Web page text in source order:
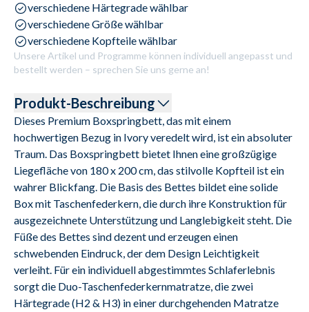
verschiedene Härtegrade wählbar
verschiedene Größe wählbar
verschiedene Kopfteile wählbar
Unsere Artikel und Programme können individuell angepasst und
bestellt werden – sprechen Sie uns gerne an!
Produkt-Beschreibung
Dieses Premium Boxspringbett, das mit einem
hochwertigen Bezug in Ivory veredelt wird, ist ein absoluter
Traum. Das Boxspringbett bietet Ihnen eine großzügige
Liegefläche von 180 x 200 cm, das stilvolle Kopfteil ist ein
wahrer Blickfang. Die Basis des Bettes bildet eine solide
Box mit Taschenfederkern, die durch ihre Konstruktion für
ausgezeichnete Unterstützung und Langlebigkeit steht. Die
Füße des Bettes sind dezent und erzeugen einen
schwebenden Eindruck, der dem Design Leichtigkeit
verleiht. Für ein individuell abgestimmtes Schlaferlebnis
sorgt die Duo-Taschenfederkernmatratze, die zwei
Härtegrade (H2 & H3) in einer durchgehenden Matratze